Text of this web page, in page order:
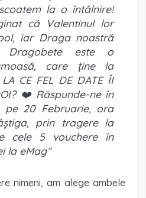
la o întâlnire!
că Valentinul lor
iar Draga noastră
Dragobete este o
care ține la
CE FEL DE DATE ÎI
❤️ Răspunde-ne în
pe 20 Februarie, ora
prin tragere la
cele 5 vouchere în
la eMag”
nimeni, am alege ambele